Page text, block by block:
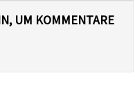
UM KOMMENTARE